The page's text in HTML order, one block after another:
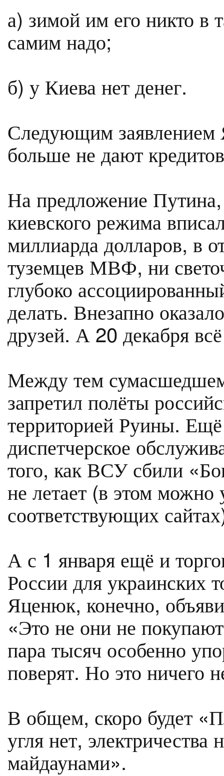
а) зимой им его никто в
самим надо;
б) у Киева нет денег.
Следующим заявлением
больше не дают
На предложение
киевского режима
миллиарда долларов, в
туземцев МВФ, ни
глубоко
делать. Внезапно
друзей. А 20 декабря
Между тем
запретил полёты
территорией Руины. Ещё
диспетчерское
того, как ВСУ сбили
не летает (в этом можно
соответствующих
А с 1 января ещё и
России для украинских
Яценюк, конечно,
«Это не они не
пара тысяч особенно
поверят. Но это ничего
В общем, скоро будет
угля нет, электричества
майдаунами».